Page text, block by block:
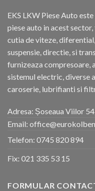
EKS LKW Piese Auto
piese auto in acest
cutia de viteze,
suspensie, directie, si
furnizeaza compresoare,
sistemul electric, diverse
caroserie, lubrifianti si
Adresa: Șoseaua Viilor
Email:
Telefon: 0745 820 894
Fix: 021 335 53 15
FORMULAR